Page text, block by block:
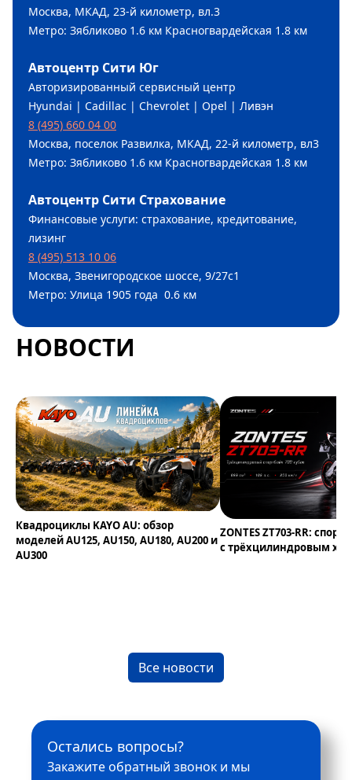
Москва, МКАД, 23-й километр, вл.3
Метро: Зябликово 1.6 км Красногвардейская 1.8 км
Автоцентр Сити Юг
Авторизированный сервисный центр
Hyundai | Cadillac | Chevrolet | Opel | Ливэн
8 (495) 660 04 00
Москва, поселок Развилка, МКАД, 22-й километр, вл3
Метро: Зябликово 1.6 км Красногвардейская 1.8 км
Автоцентр Сити Страхование
Финансовые услуги: страхование, кредитование,
лизинг
8 (495) 513 10 06
Москва, Звенигородское шоссе, 9/27с1
Метро: Улица 1905 года 0.6 км
НОВОСТИ
Квадроциклы KAYO AU: обзор
моделей AU125, AU150, AU180, AU200 и
AU300
ZONTES ZT703-RR:
с трёхцилиндровым
Все новости
Остались вопросы?
Закажите обратный звонок и мы